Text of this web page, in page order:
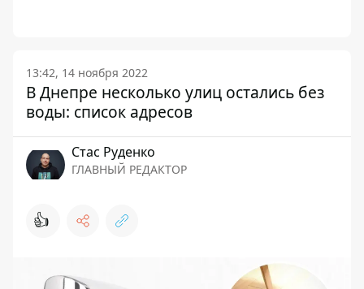
13:42, 14 ноября 2022
В Днепре несколько улиц остались без
воды: список адресов
Стаc Руденко
ГЛАВНЫЙ РЕДАКТОР
👍